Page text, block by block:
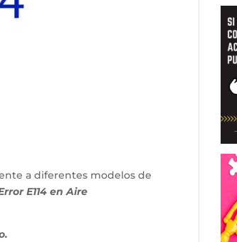
a diferentes modelos de
E114 en Aire